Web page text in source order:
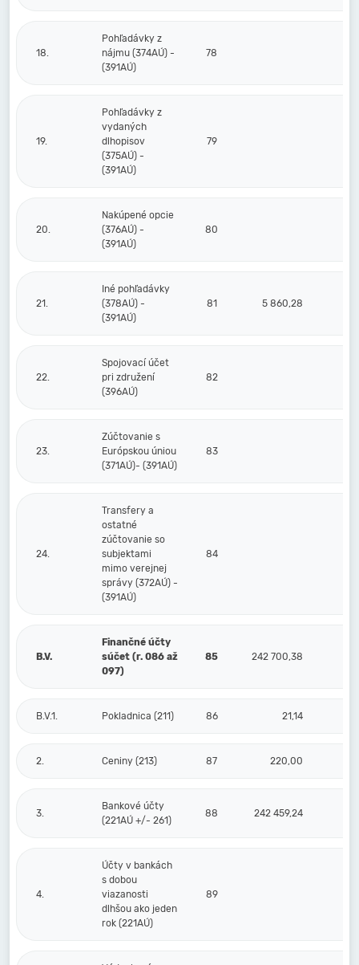
18.
Pohľadávky z
nájmu (374AÚ) -
(391AÚ)
78
19.
Pohľadávky z
vydaných
dlhopisov
(375AÚ) -
(391AÚ)
79
20.
Nakúpené opcie
(376AÚ) -
(391AÚ)
80
21.
Iné pohľadávky
(378AÚ) -
(391AÚ)
81 5 860,28
22.
Spojovací účet
pri združení
(396AÚ)
82
23.
Zúčtovanie s
Európskou úniou
(371AÚ)- (391AÚ)
83
24.
Transfery a
ostatné
zúčtovanie so
subjektami
mimo verejnej
správy (372AÚ) -
(391AÚ)
84
B.V.
Finančné účty
súčet (r. 086 až
097)
85 242 700,38
B.V.1. Pokladnica (211) 86 21,14
2. Ceniny (213) 87 220,00
3.
Bankové účty
(221AÚ +/- 261)
88 242 459,24
4.
Účty v bankách
s dobou
viazanosti
dlhšou ako jeden
rok (221AÚ)
89